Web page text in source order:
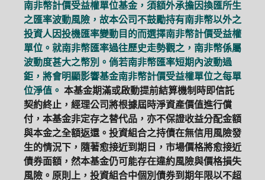
南非幣計價受益權單位基金，須額外承擔因換匯所生
之匯率波動風險，故本公司不鼓勵持有南非幣以外之
投資人因投機匯率變動目的而選擇南非幣計價受益權
單位。就南非幣匯率過往歷史走勢觀之，南非幣係屬
波動度甚大之幣別。倘若南非幣匯率短期內波動過
鉅，將會明顯影響基金南非幣計價受益權單位之每單
位淨值。 本基金期滿或啟動提前結算機制時即信託
契約終止，經理公司將根據屆時淨資產價值進行償
付，本基金非定存之替代品，亦不保證收益分配金額
與本金之全額返還。投資組合之持債在無信用風險發
生的情況下，隨著愈接近到期日，市場價格將愈接近
債券面額，然本基金仍可能存在違約風險與價格損失
風險。原則上，投資組合中個別債券到期年限以不超